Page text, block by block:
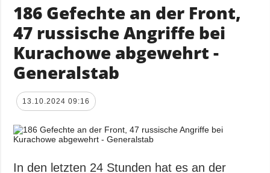
ALLE
RUBRIKEN
Krieg
Wiederaufbau
der Ukraine
Politik
Wirtschaft
AGENTUR
Über uns
und zum Schutz
186 Gefechte an der Front,
47 russische Angriffe bei
Kurachowe abgewehrt -
Generalstab
13.10.2024 09:16
In den letzten 24 Stunden hat es an der